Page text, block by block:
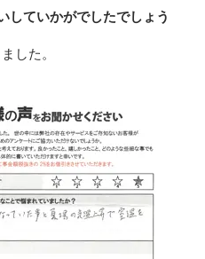
していかがでしたでしょう
した。